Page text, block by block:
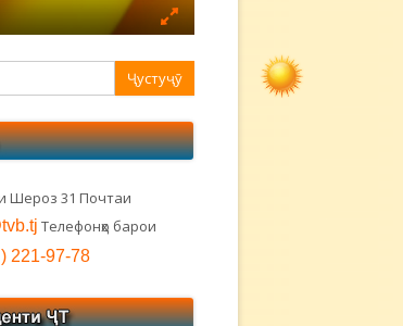
Шероз 31 Почтаи
Телефонҳо барои
221-97-78